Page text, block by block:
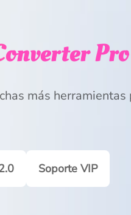
Pro
más
Soporte VIP